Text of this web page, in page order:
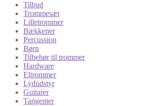
Tilbud
Trommesæt
Lilletrommer
Bækkener
Percussion
Børn
Tilbehør til trommer
Hardware
Eltrommer
Lydudstyr
Guitarer
Tangenter